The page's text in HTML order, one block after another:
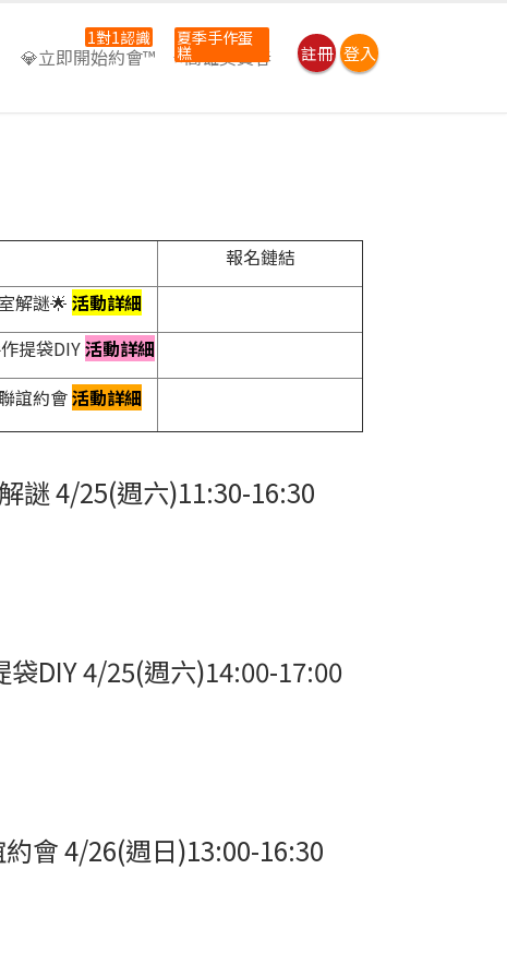
💎立即開始約會™
1對1認識
⭐高雄吳寶春
夏季手作蛋
糕 註冊 登入
報名鏈結
解謎🌟 活動詳細
提袋DIY活動詳細
誼約會活動詳細
謎 4/25(週六)11:30-16:30
DIY 4/25(週六)14:00-17:00
會 4/26(週日)13:00-16:30